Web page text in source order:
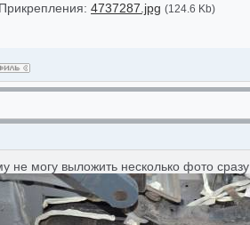
Прикрепления: 4737287.jpg (124.6 Kb)
не могу выложить несколько фото сразу